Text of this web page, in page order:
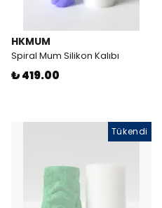
HKMUM
Spiral Mum Silikon Kalıbı
₺ 419.00
Tükendi